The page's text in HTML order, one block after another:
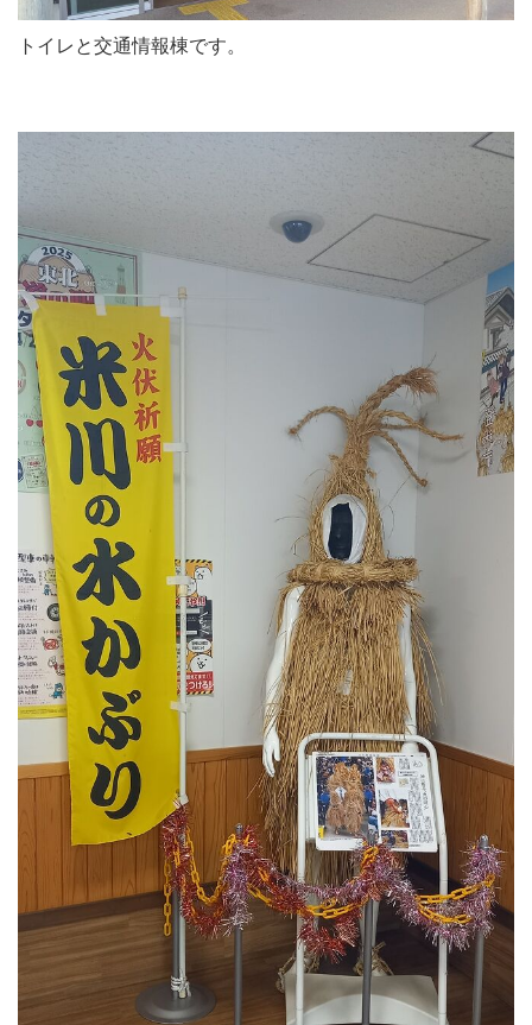
トイレと交通情報棟です。